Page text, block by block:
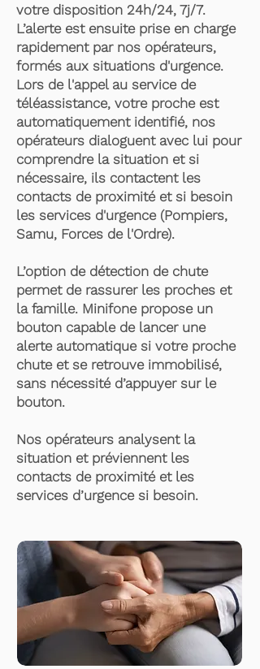
votre disposition 24h/24, 7j/7.
L’alerte est ensuite prise en charge
rapidement par nos opérateurs,
formés aux situations d'urgence.
Lors de l'appel au service de
téléassistance, votre proche est
automatiquement identifié, nos
opérateurs dialoguent avec lui pour
comprendre la situation et si
nécessaire, ils contactent les
contacts de proximité et si besoin
les services d'urgence (Pompiers,
Samu, Forces de l'Ordre).
L’option de détection de chute
permet de rassurer les proches et
la famille. Minifone propose un
bouton capable de lancer une
alerte automatique si votre proche
chute et se retrouve immobilisé,
sans nécessité d’appuyer sur le
bouton.
Nos opérateurs analysent la
situation et préviennent les
contacts de proximité et les
services d’urgence si besoin.